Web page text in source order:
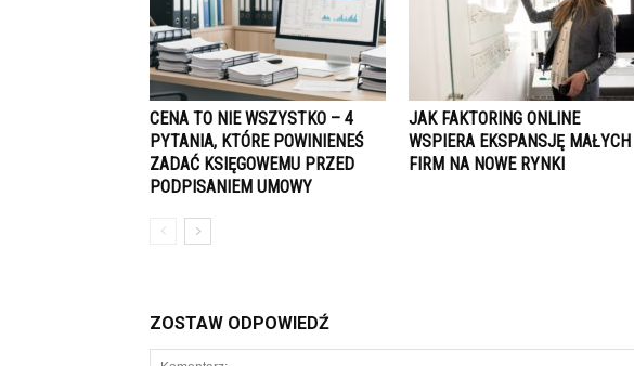
CENA TO NIE WSZYSTKO – 4
PYTANIA, KTÓRE POWINIENEŚ
ZADAĆ KSIĘGOWEMU PRZED
PODPISANIEM UMOWY
JAK FAKTORING ONLINE
WSPIERA EKSPANSJĘ MAŁYCH
FIRM NA NOWE RYNKI
ZOSTAW ODPOWIEDŹ